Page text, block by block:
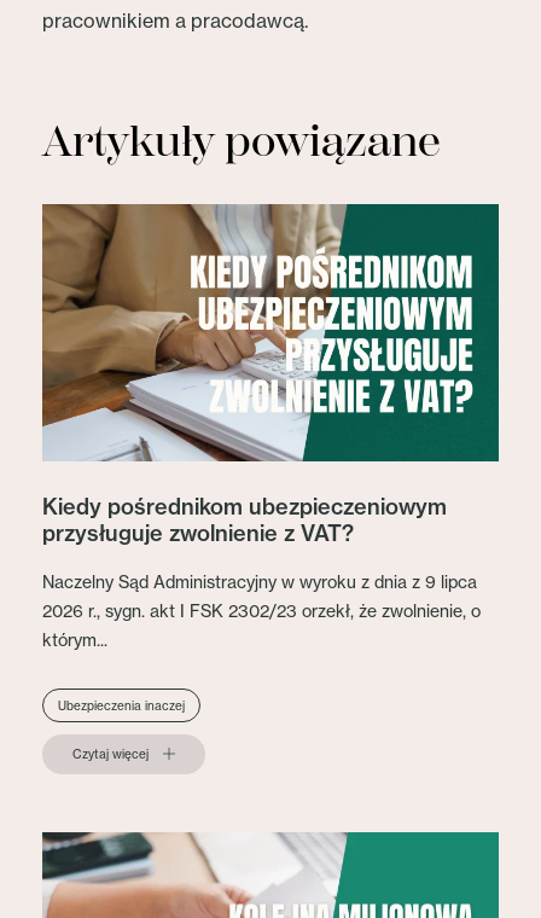
pracownikiem a pracodawcą.
Artykuły powiązane
Kiedy pośrednikom ubezpieczeniowym
przysługuje zwolnienie z VAT?
Naczelny Sąd Administracyjny w wyroku z dnia z 9 lipca
2026 r., sygn. akt I FSK 2302/23 orzekł, że zwolnienie, o
którym...
Ubezpieczenia inaczej
Czytaj więcej